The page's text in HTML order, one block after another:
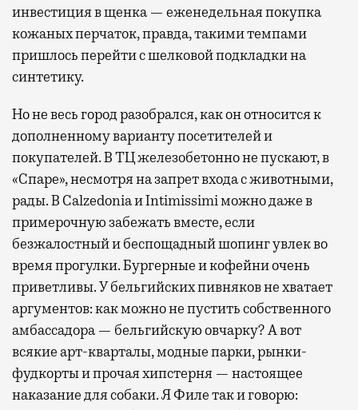
инвестиция в щенка — еженедельная покупка
кожаных перчаток, правда, такими темпами
пришлось перейти с шелковой подкладки на
синтетику.
Но не весь город разобрался, как он относится к
дополненному варианту посетителей и
покупателей. В ТЦ железобетонно не пускают, в
«Спаре», несмотря на запрет входа с животными,
рады. В Calzedonia и Intimissimi можно даже в
примерочную забежать вместе, если
безжалостный и беспощадный шопинг увлек во
время прогулки. Бургерные и кофейни очень
приветливы. У бельгийских пивняков не хватает
аргументов: как можно не пустить собственного
амбассадора — бельгийскую овчарку? А вот
всякие арт-кварталы, модные парки, рынки-
фудкорты и прочая хипстерня — настоящее
наказание для собаки. Я Филе так и говорю: